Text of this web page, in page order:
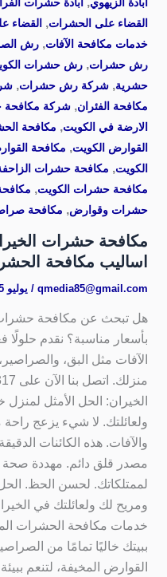
القضاء على الحشرات, القضاء
خدمات مكافحة الآفات, رش
رش حشرات, رش حشرات
حشرية, شركة رش حشرات,
مكافحة الفئران, شركة
الارضة في الكويت, مكافحة
القوارض الكويت, مكافحة
الكويت, مكافحة حشرات
مكافحة حشرات الكويت,
حشرات وقوارض, مكافحة
اساليب مكافحة
qmedia85@gmail.com
/ يوليو 5, 2025
هل تبحث عن مكافحة حشرات
بأسعار مناسبة؟ نقدم حلولًا
الآفات مثل البق،
الخيران: الحل الأمثل
ولعائلتك. لا شيء يزعج
والآفات. هذه الكائنات
مصدر قلق دائم. مهددة صحة
لممتلكاتك. لحسن الحظ.
ومريح لك ولعائلتك في
خدمات مكافحة الحشرات
ببيتك خاليًا تمامًا من
القوارض المخيفة، لتنعم